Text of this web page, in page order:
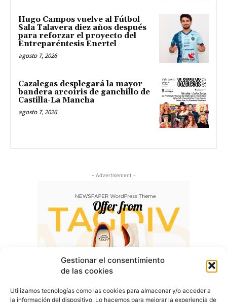
Gestionar el consentimiento
de las cookies
Utilizamos tecnologías como las cookies para almacenar y/o acceder a
la información del dispositivo. Lo hacemos para mejorar la experiencia de
Hugo Campos vuelve al Fútbol
Sala Talavera diez años después
para reforzar el proyecto del
Entreparéntesis Enertel
agosto 7, 2026
Cazalegas desplegará la mayor
bandera arcoíris de ganchillo de
Castilla-La Mancha
agosto 7, 2026
- Advertisement -